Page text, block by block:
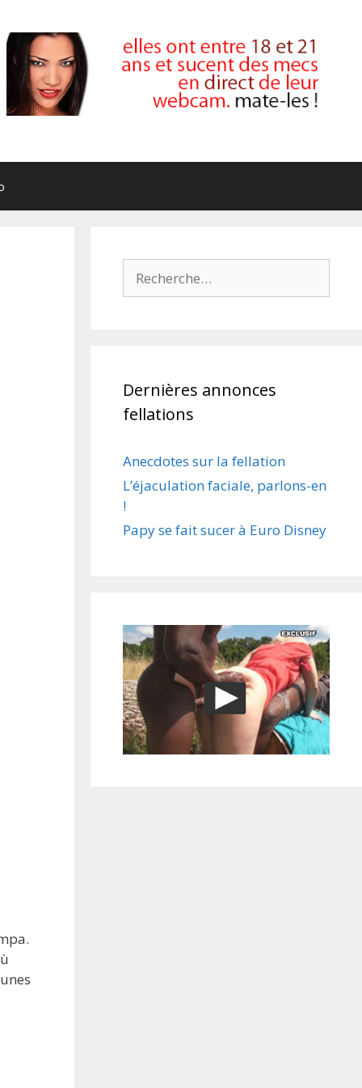
Dernières annonces
fellations
Anecdotes sur la fellation
L’éjaculation faciale, parlons-en
!
Papy se fait sucer à Euro Disney